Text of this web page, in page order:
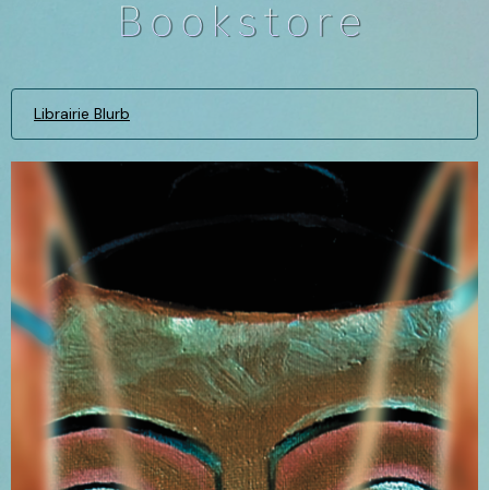
Librairie Blurb